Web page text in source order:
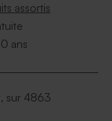
assortis
ans
sur 4863